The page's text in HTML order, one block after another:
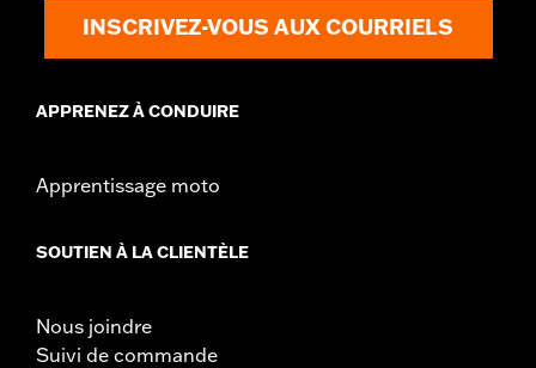
INSCRIVEZ-VOUS AUX COURRIELS
APPRENEZ À CONDUIRE
Apprentissage moto
SOUTIEN À LA CLIENTÈLE
Nous joindre
Suivi de commande